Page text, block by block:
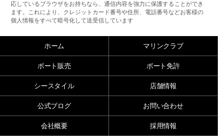
応しているブラウザをお持ちなら、通信内容を強力に保護することができ
ます。これにより、クレジットカード番号や住所、電話番号などお客様の
個人情報をすべて暗号化して送受信しています
ホーム マリンクラブ
ボート販売 ボート免許
シースタイル 店舗情報
公式ブログ お問い合わせ
会社概要 採用情報